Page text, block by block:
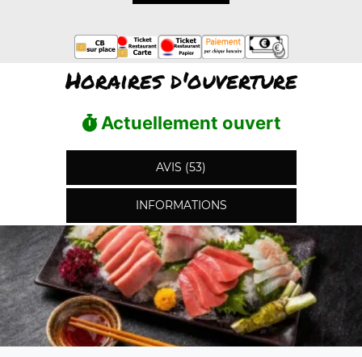
Horaires d'ouverture
Actuellement ouvert
AVIS (53)
INFORMATIONS